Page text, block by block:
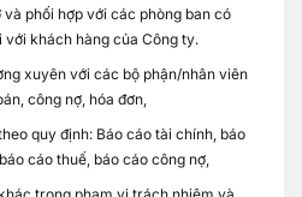
phối hợp với các phòng ban có
với khách hàng của Công ty.
xuyên với các bộ phận/nhân viên
công nợ, hóa đơn,
quy định: Báo cáo tài chính, báo
cáo thuế, báo cáo công nợ,